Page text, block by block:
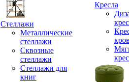
Стеллажи
Металлические
стеллажи
Сквозные
стеллажи
Стеллажи для
книг
Кресла